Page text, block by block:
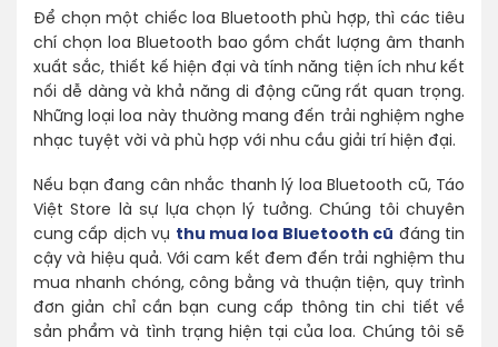
Để chọn một chiếc loa Bluetooth phù hợp, thì các tiêu
chí chọn loa Bluetooth bao gồm chất lượng âm thanh
xuất sắc, thiết kế hiện đại và tính năng tiện ích như kết
nối dễ dàng và khả năng di động cũng rất quan trọng.
Những loại loa này thường mang đến trải nghiệm nghe
nhạc tuyệt vời và phù hợp với nhu cầu giải trí hiện đại.
Nếu bạn đang cân nhắc thanh lý loa Bluetooth cũ, Táo
Việt Store là sự lựa chọn lý tưởng. Chúng tôi chuyên
cung cấp dịch vụ thu mua loa Bluetooth cũ đáng tin
cậy và hiệu quả. Với cam kết đem đến trải nghiệm thu
mua nhanh chóng, công bằng và thuận tiện, quy trình
đơn giản chỉ cần bạn cung cấp thông tin chi tiết về
sản phẩm và tình trạng hiện tại của loa. Chúng tôi sẽ